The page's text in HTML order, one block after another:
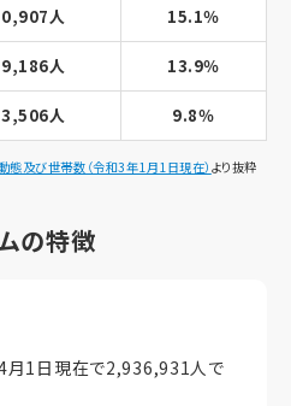
人 15.1％
人 13.9％
人 9.8％
態及び世帯数（令和3年1月1日現在） より抜粋
の特徴
月1日現在で2,936,931人で